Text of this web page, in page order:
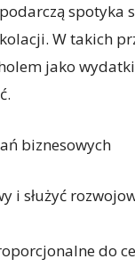
spotyka
W takich
jako
biznesowych
i służyć
do